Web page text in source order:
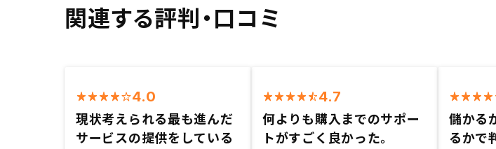
関連する評判・口コミ
4.0
現状考えられる最も進んだ
サービスの提供をしている
4.7
何よりも購入までのサポー
トがすごく良かった。
儲かる
るかで